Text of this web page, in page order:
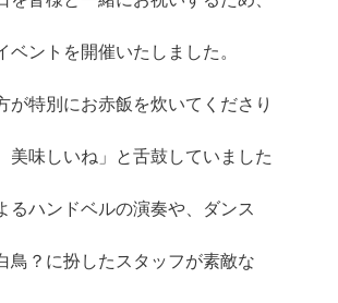
ベントを開催いたしました。
が特別にお赤飯を炊いてくださり
美味しいね」と舌鼓していました
るハンドベルの演奏や、ダンス
鳥？に扮したスタッフが素敵な